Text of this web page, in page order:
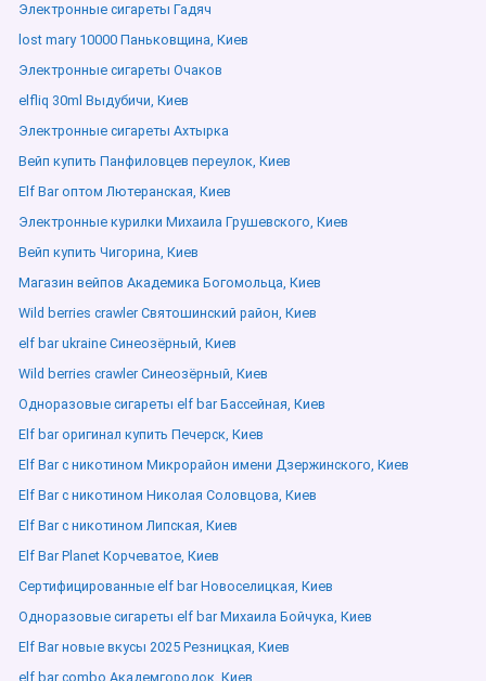
Электронные сигареты Гадяч
lost mary 10000 Паньковщина, Киев
Электронные сигареты Очаков
elfliq 30ml Выдубичи, Киев
Электронные сигареты Ахтырка
Вейп купить Панфиловцев переулок, Киев
Elf Bar оптом Лютеранская, Киев
Электронные курилки Михаила Грушевского, Киев
Вейп купить Чигорина, Киев
Магазин вейпов Академика Богомольца, Киев
Wild berries crawler Святошинский район, Киев
elf bar ukraine Синеозёрный, Киев
Wild berries crawler Синеозёрный, Киев
Одноразовые сигареты elf bar Бассейная, Киев
Elf bar оригинал купить Печерск, Киев
Elf Bar с никотином Микрорайон имени Дзержинского, Киев
Elf Bar с никотином Николая Соловцова, Киев
Elf Bar с никотином Липская, Киев
Elf Bar Planet Корчеватое, Киев
Сертифицированные elf bar Новоселицкая, Киев
Одноразовые сигареты elf bar Михаила Бойчука, Киев
Elf Bar новые вкусы 2025 Резницкая, Киев
elf bar combo Академгородок, Киев